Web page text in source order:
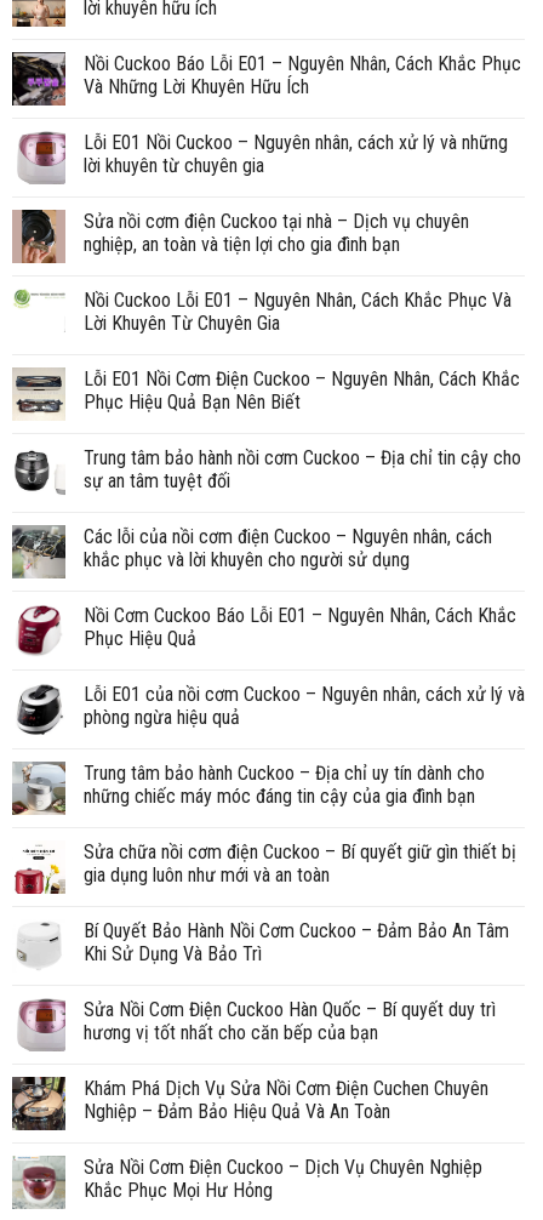
lời khuyên hữu ích
Nồi Cuckoo Báo Lỗi E01 – Nguyên Nhân, Cách Khắc Phục
Và Những Lời Khuyên Hữu Ích
Lỗi E01 Nồi Cuckoo – Nguyên nhân, cách xử lý và những
lời khuyên từ chuyên gia
Sửa nồi cơm điện Cuckoo tại nhà – Dịch vụ chuyên
nghiệp, an toàn và tiện lợi cho gia đình bạn
Nồi Cuckoo Lỗi E01 – Nguyên Nhân, Cách Khắc Phục Và
Lời Khuyên Từ Chuyên Gia
Lỗi E01 Nồi Cơm Điện Cuckoo – Nguyên Nhân, Cách Khắc
Phục Hiệu Quả Bạn Nên Biết
Trung tâm bảo hành nồi cơm Cuckoo – Địa chỉ tin cậy cho
sự an tâm tuyệt đối
Các lỗi của nồi cơm điện Cuckoo – Nguyên nhân, cách
khắc phục và lời khuyên cho người sử dụng
Nồi Cơm Cuckoo Báo Lỗi E01 – Nguyên Nhân, Cách Khắc
Phục Hiệu Quả
Lỗi E01 của nồi cơm Cuckoo – Nguyên nhân, cách xử lý và
phòng ngừa hiệu quả
Trung tâm bảo hành Cuckoo – Địa chỉ uy tín dành cho
những chiếc máy móc đáng tin cậy của gia đình bạn
Sửa chữa nồi cơm điện Cuckoo – Bí quyết giữ gìn thiết bị
gia dụng luôn như mới và an toàn
Bí Quyết Bảo Hành Nồi Cơm Cuckoo – Đảm Bảo An Tâm
Khi Sử Dụng Và Bảo Trì
Sửa Nồi Cơm Điện Cuckoo Hàn Quốc – Bí quyết duy trì
hương vị tốt nhất cho căn bếp của bạn
Khám Phá Dịch Vụ Sửa Nồi Cơm Điện Cuchen Chuyên
Nghiệp – Đảm Bảo Hiệu Quả Và An Toàn
Sửa Nồi Cơm Điện Cuckoo – Dịch Vụ Chuyên Nghiệp
Khắc Phục Mọi Hư Hỏng